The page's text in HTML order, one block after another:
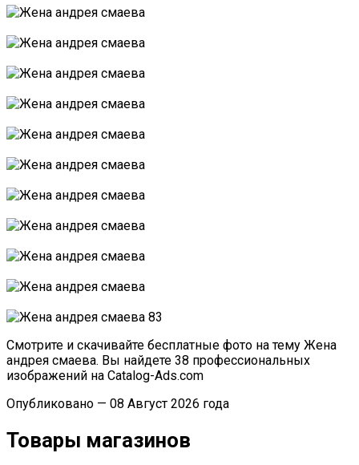
Смотрите и скачивайте бесплатные фото на тему Жена
андрея смаева. Вы найдете 38 профессиональных
изображений на Catalog-Ads.com
Опубликовано — 08 Август 2026 года
Товары магазинов